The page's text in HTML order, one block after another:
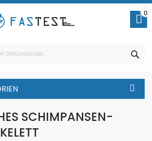
0
SCHIMPANSEN-